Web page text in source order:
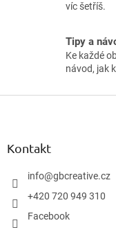
víc šetříš.
Tipy a
Ke každé
návod, jak
Z
Kontakt
info@gbcreative.cz
+420 720 949 310
Facebook